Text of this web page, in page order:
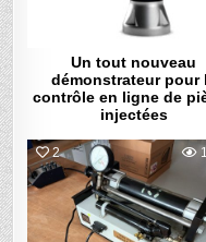
Un tout nouveau
démonstrateur pour
contrôle en ligne de
injectées
2